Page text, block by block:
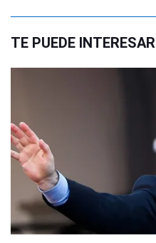
TE PUEDE INTERESAR